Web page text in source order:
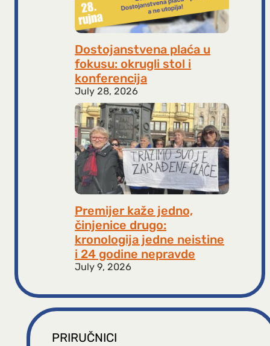
Dostojanstvena plaća u
fokusu: okrugli stol i
konferencija
July 28, 2026
Premijer kaže jedno,
činjenice drugo:
kronologija jedne neistine
i 24 godine nepravde
July 9, 2026
PRIRUČNICI